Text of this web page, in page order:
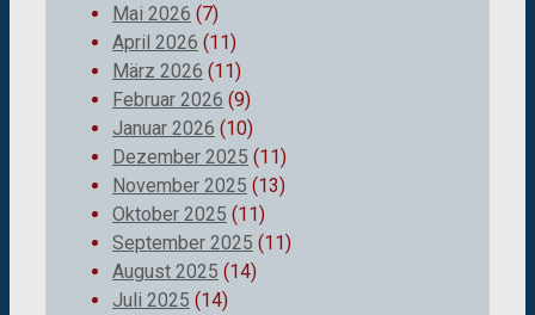
Mai 2026 (7)
April 2026 (11)
März 2026 (11)
Februar 2026 (9)
Januar 2026 (10)
Dezember 2025 (11)
November 2025 (13)
Oktober 2025 (11)
September 2025 (11)
August 2025 (14)
Juli 2025 (14)